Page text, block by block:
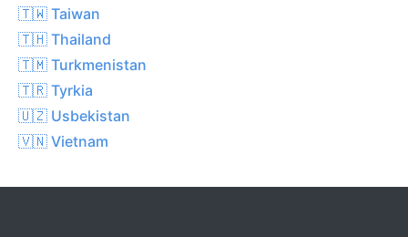
🇹🇼 Taiwan
🇹🇭 Thailand
🇹🇲 Turkmenistan
🇹🇷 Tyrkia
🇺🇿 Usbekistan
🇻🇳 Vietnam